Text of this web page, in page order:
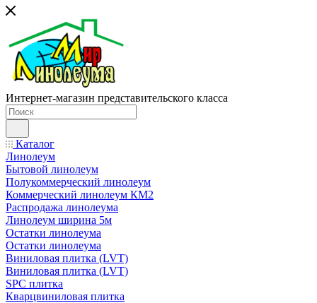
Интернет-магазин представительского класса
Каталог
Линолеум
Бытовой линолеум
Полукоммерческий линолеум
Коммерческий линолеум КМ2
Распродажа линолеума
Линолеум ширина 5м
Остатки линолеума
Остатки линолеума
Виниловая плитка (LVT)
Виниловая плитка (LVT)
SPC плитка
Кварцвиниловая плитка